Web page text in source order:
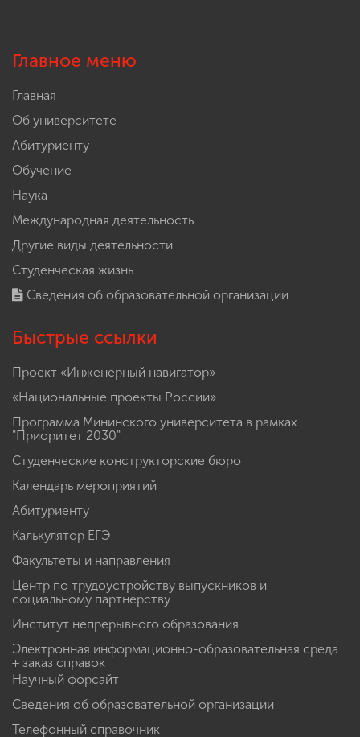
Главное меню
Главная
Об университете
Абитуриенту
Обучение
Наука
Международная деятельность
Другие виды деятельности
Студенческая жизнь
Сведения об образовательной организации
Быстрые ссылки
Проект «Инженерный навигатор»
«Национальные проекты России»
Программа Мининского университета в рамках
"Приоритет 2030"
Студенческие конструкторские бюро
Календарь мероприятий
Абитуриенту
Калькулятор ЕГЭ
Факультеты и направления
Центр по трудоустройству выпускников и
социальному партнерству
Институт непрерывного образования
Электронная информационно-образовательная среда
+ заказ справок
Научный форсайт
Сведения об образовательной организации
Телефонный справочник